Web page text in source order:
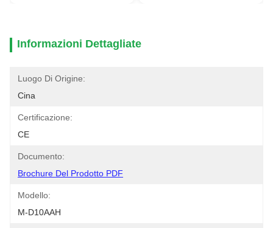
Informazioni Dettagliate
Luogo Di Origine:
Cina
Certificazione:
CE
Documento:
Brochure Del Prodotto PDF
Modello:
M-D10AAH